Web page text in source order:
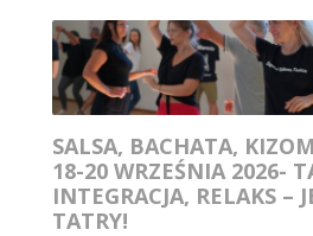
SALSA, BACHATA,
18-20 WRZEŚNIA 2026-
INTEGRACJA, RELAKS –
TATRY!